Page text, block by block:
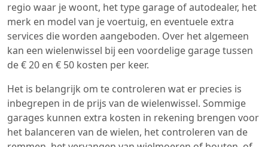
regio waar je woont, het type garage of autodealer, het
merk en model van je voertuig, en eventuele extra
services die worden aangeboden. Over het algemeen
kan een wielenwissel bij een voordelige garage tussen
de € 20 en € 50 kosten per keer.
Het is belangrijk om te controleren wat er precies is
inbegrepen in de prijs van de wielenwissel. Sommige
garages kunnen extra kosten in rekening brengen voor
het balanceren van de wielen, het controleren van de